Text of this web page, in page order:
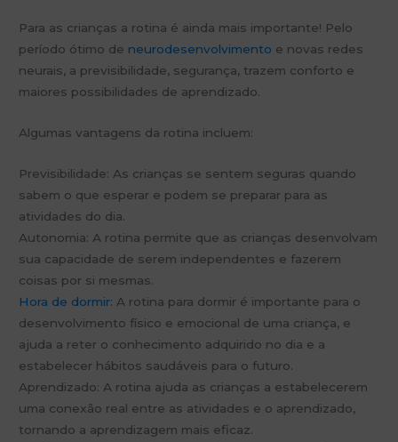
Para as crianças a rotina é ainda mais importante! Pelo
período ótimo de neurodesenvolvimento e novas redes
neurais, a previsibilidade, segurança, trazem conforto e
maiores possibilidades de aprendizado.
Algumas vantagens da rotina incluem:
Previsibilidade: As crianças se sentem seguras quando
sabem o que esperar e podem se preparar para as
atividades do dia.
Autonomia: A rotina permite que as crianças desenvolvam
sua capacidade de serem independentes e fazerem
coisas por si mesmas.
Hora de dormir: A rotina para dormir é importante para o
desenvolvimento físico e emocional de uma criança, e
ajuda a reter o conhecimento adquirido no dia e a
estabelecer hábitos saudáveis para o futuro.
Aprendizado: A rotina ajuda as crianças a estabelecerem
uma conexão real entre as atividades e o aprendizado,
tornando a aprendizagem mais eficaz.